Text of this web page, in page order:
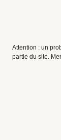
Attention : un
partie du site.